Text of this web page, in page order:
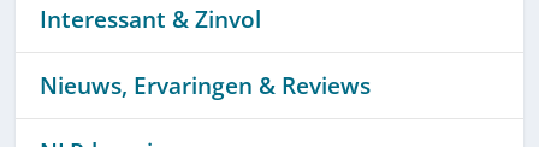
Interessant & Zinvol
Nieuws, Ervaringen & Reviews